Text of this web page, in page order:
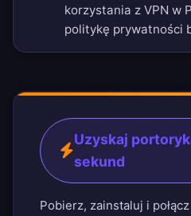
korzystania z VPN w
politykę prywatności
Uzyskaj
sekund
Pobierz, zainstaluj i